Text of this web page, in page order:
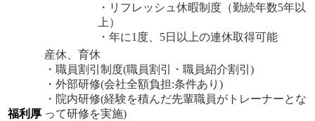
・リフレッシュ休暇制度（勤続年数5年以
上）
・年に1度、5日以上の連休取得可能
福利厚
産休、育休
・職員割引制度(職員割引・職員紹介割引)
・外部研修(会社全額負担:条件あり)
・院内研修(経験を積んだ先輩職員がトレーナーとな
って研修を実施)